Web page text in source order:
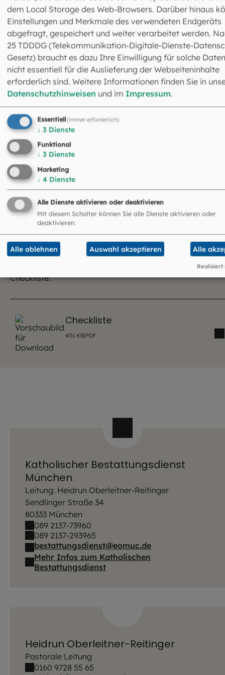
Bestattung“, weiß Heidrun Oberleitner-Reitinger.
soll ein einzigartiges Leben gewürdigt und mit der
biblischen Botschaft der Auferstehung verbunden
Es sei möglich, den Ritus so anzupassen, dass er den
Bedürfnissen der Hinterbliebenen entspricht und hierfür
Wünsche für den Ablauf und die Gestaltung einzubringen.
So könnten etwa Kinder selbst gemalte Bilder auf den
legen oder Trauernde Texte an aufgestellte Zweige
Bei der Vorbereitung sei es hilfreich, wenn die
aus dem Leben des Verstorbenen erzählen und vielleicht
sogar schriftliche Notizen mitbringen. So lässt sich für
Traueransprache ein besseres Bild von der verstorbenen
Person formen. „Das Gespräch ist für die Hinterbliebenen
nicht zuletzt auch die Möglichkeit, von sich, ihren
und ihrer Situation zu erzählen“, schildert Oberleitner-
Reitinger.
Checkliste
Im Falle des Todes eines Angehörigen hilft Ihnen unsere
Checkliste:
Checkliste
401 KB|PDF
Katholischer Bestattungsdienst
München
Leitung: Heidrun Oberleitner-Reitinger
Sendlinger Straße 34
80333 München
089 2137-73960
089 2137-293965
bestattungsdienst@eomuc.de
Mehr Infos zum Katholischen
Bestattungsdienst
Heidrun Oberleitner-Reitinger
Pastorale Leitung
0160 9728 55 65
dem Local Storage des Web-Browsers. Darüber hinaus
Einstellungen und Merkmale des verwendeten Endgeräts
abgefragt, gespeichert und weiter verarbeitet werden.
25 TDDDG (Telekommunikation-Digitale-Dienste-
Gesetz) braucht es dazu Ihre Einwilligung für solche
nicht essentiell für die Auslieferung der Webseiteninhalte
erforderlich sind. Weitere Informationen finden Sie in
Datenschutzhinweisen und im Impressum.
Essentiell(immer erforderlich)
↓ 3 Dienste
Funktional
↓ 3 Dienste
Marketing
↓ 4 Dienste
Alle Dienste aktivieren oder deaktivieren
Mit diesem Schalter können Sie alle Dienste aktivieren oder
deaktivieren.
Alle ablehnen Auswahl akzeptieren Alle
Realisiert